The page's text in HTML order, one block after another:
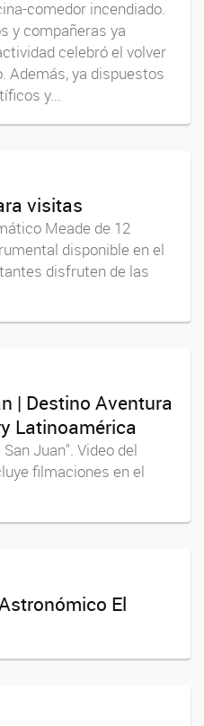
comedor incendiado.
y compañeras ya
celebró el volver
Además, ya dispuestos
y...
visitas
Meade de 12
disponible en el
disfruten de las
| Destino Aventura
Latinoamérica
Juan". Video del
filmaciones en el
El